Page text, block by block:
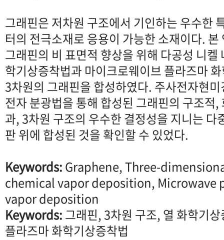
그래핀은 저차원 구조에서 기인하는 우수한
터의 전극소재로 응용이 가능한 소재이다.
그래핀의 비 표면적 향상을 위해 다공성 니
학기상증착법과 마이크로웨이브 플라즈마
3차원의 그래핀을 합성하였다. 주사전자현
전자 분광법을 통해 합성된 그래핀의 구조적
과, 3차원 구조의 우수한 결정성을 지니는 다
판 위에 합성된 것을 확인할 수 있었다.
Keywords:Graphene, Three-
chemical vapor deposition, Microwave
vapor deposition
Keywords:그래핀, 3차원 구조, 열 화학기
플라즈마 화학기상증착법